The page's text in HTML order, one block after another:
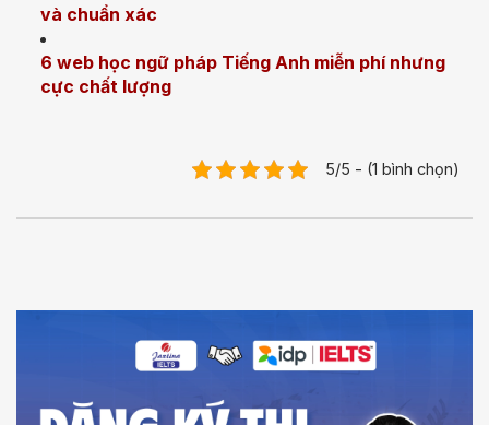
và chuẩn xác
6 web học ngữ pháp Tiếng Anh miễn phí nhưng
cực chất lượng
5/5 - (1 bình chọn)